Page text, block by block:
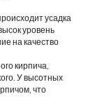
усадка
уровень
на качество
кирпича,
У высотных
что